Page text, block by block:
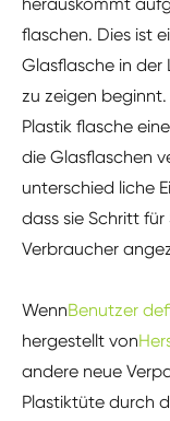
flaschen. Dies ist
Glasflasche in
zu zeigen
Plastik flasche
die Glasflaschen
unterschied liche
dass sie Schritt
Verbraucher
WennBenutzer
hergestellt von
andere neue
Plastiktüte durch